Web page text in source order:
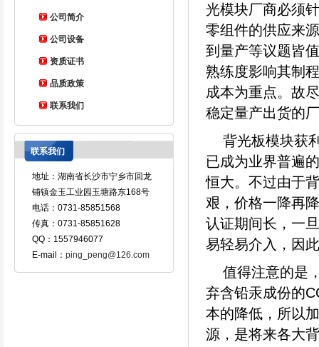
公司简介
公司设备
资质证书
品质政策
联系我们
联系我们
地址：湖南省长沙市宁乡市回龙
铺镇金玉工业园玉塘路东168号
电话：0731-85851568
传真：0731-85851628
QQ：1557946077
E-mail： ping_peng@126.com
光模块厂商必须
零组件的供应来
到量产等议题皆
熟练度影响其制
成本为重点。故
稳定量产出货的
背光板模块获
已成为业界普遍
恒大。不过由于
艰，价格一降再
认证期间长，一
易轻易介入，因
值得注意的是
弃含铅汞成份的
本的降低，所以
源，是将来各大